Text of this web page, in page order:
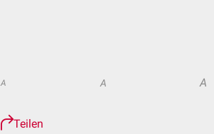
A A A
Teilen